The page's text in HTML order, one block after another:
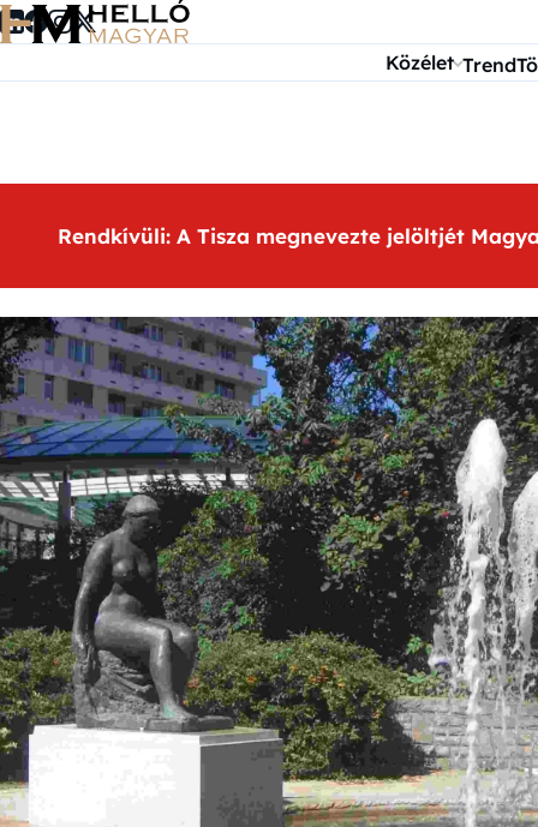
Ugrás a tartalomra
Közélet Trend
Rendkívüli: A Tisza megnevezte jelöltjét